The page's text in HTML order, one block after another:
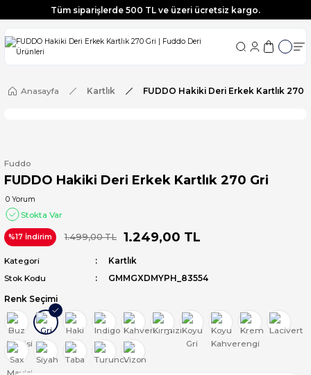
Tüm siparişlerde 500 TL ve üzeri ücretsiz kargo.
Tüm siparişlerde 500 TL ve üzeri ücretsiz kargo.
Tüm siparişlerde 500 TL ve üzeri ücretsiz kargo.
Tüm siparişlerde 500 TL ve üzeri ücretsiz kargo.
Anasayfa Kartlık FUDDO Hakiki Deri Erkek Kartlık 270
Fuddo
FUDDO Hakiki Deri Erkek Kartlık 270 Gri
0 Yorum
Stokta Var
%17 İndirim 1.499,00 TL 1.249,00 TL
Kategori
Kartlık
Stok Kodu
GMMGXDMYPH_83554
Renk Seçimi